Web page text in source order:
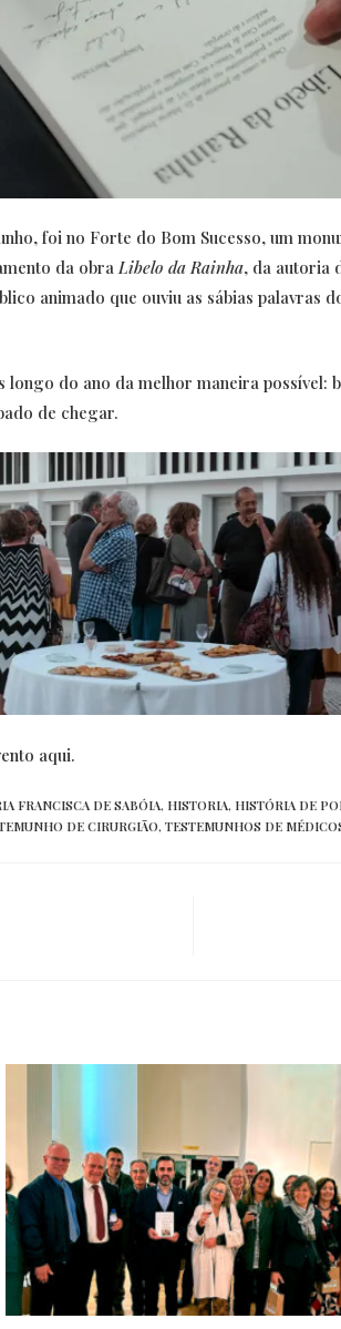
foi no Forte do Bom Sucesso, um
da obraLibelo da Rainha, da autoria
animado que ouviu as sábias palavras
longo do ano da melhor maneira possível:
de chegar.
aqui.
FRANCISCA DE SABÓIA, HISTORIA, HISTÓRIA DE
DE CIRURGIÃO, TESTEMUNHOS DE